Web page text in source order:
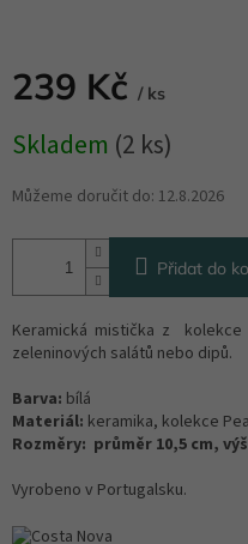
239 Kč / ks
cena:
Skladem (2 ks)
Můžeme doručit do: 12.8.2026
Přidat do
Keramická mistička z
zeleninových salátů nebo dipů.
Barva: bílá
Materiál: keramika, kolekce
Rozměry: průměr 10,5 cm,
Vyrobeno v Portugalsku.